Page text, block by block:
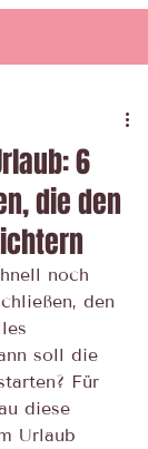
6
die den
noch
den
soll die
Für
diese
Urlaub